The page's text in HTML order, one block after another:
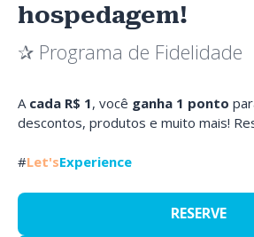
hospedagem!
✰ Programa de Fidelidade
A cada R$ 1, você ganha 1 ponto
descontos, produtos e muito mais!
#Let'sExperience
RESERVE